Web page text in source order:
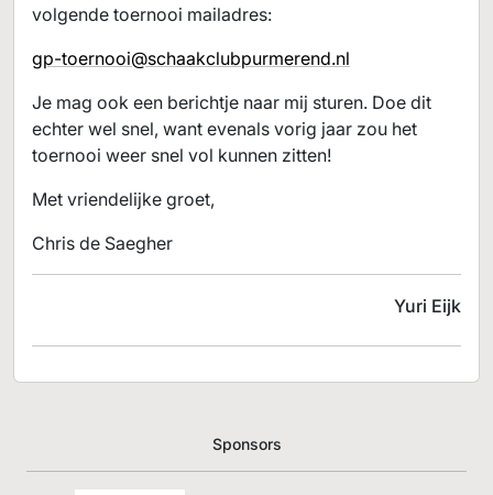
volgende toernooi mailadres:
gp-toernooi@schaakclubpurmerend.nl
Je mag ook een berichtje naar mij sturen. Doe dit
echter wel snel, want evenals vorig jaar zou het
toernooi weer snel vol kunnen zitten!
Met vriendelijke groet,
Chris de Saegher
Yuri Eijk
Sponsors